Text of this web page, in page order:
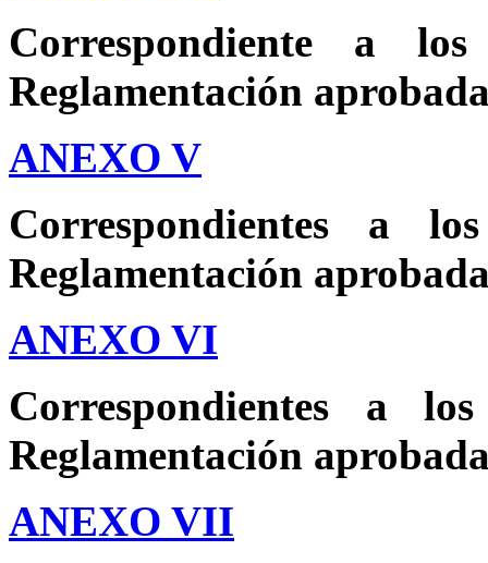
Correspondiente a
Reglamentación
ANEXO V
Correspondientes a
Reglamentación
ANEXO VI
Correspondientes a
Reglamentación
ANEXO VII